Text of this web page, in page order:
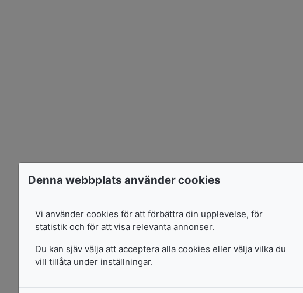
Denna webbplats använder cookies
Vi använder cookies för att förbättra din upplevelse, för
statistik och för att visa relevanta annonser.
Du kan sjäv välja att acceptera alla cookies eller välja vilka du
vill tillåta under inställningar.